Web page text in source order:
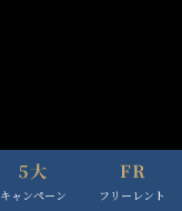
1.0ヶ月
/ 0ヶ月
キャンペーン フリーレント